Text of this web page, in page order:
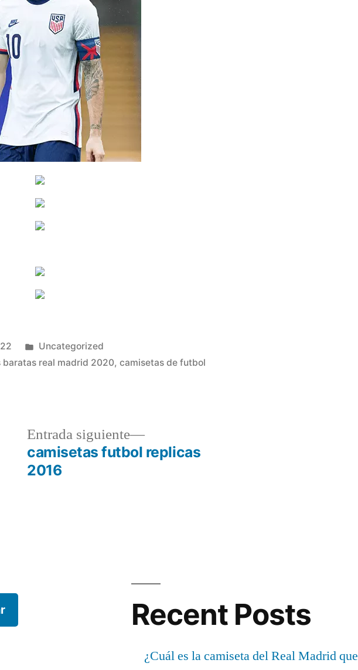
Publicado
en
Uncategorized
baratas real madrid 2020,camisetas de futbol
Entrada siguiente
Entrada
siguiente:
camisetas futbol replicas
2016
Recent Posts
¿Cuál es la camiseta del Real Madrid que